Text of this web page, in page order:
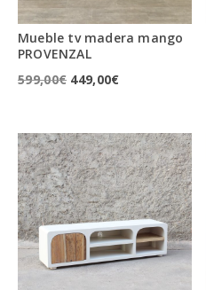
Mueble tv madera mango
PROVENZAL
599,00€ El
era:
599,00€.
449,00€El
es:
449,00€.